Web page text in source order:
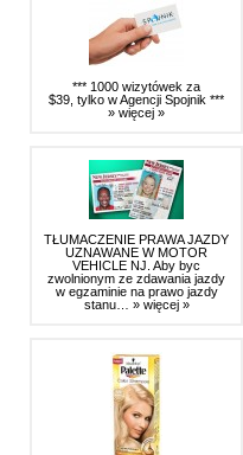
*** 1000 wizytówek za
$39, tylko w Agencji Spojnik ***
» więcej »
TŁUMACZENIE PRAWA JAZDY
UZNAWANE W MOTOR
VEHICLE NJ. Aby byc
zwolnionym ze zdawania jazdy
w egzaminie na prawo jazdy
stanu… » więcej »